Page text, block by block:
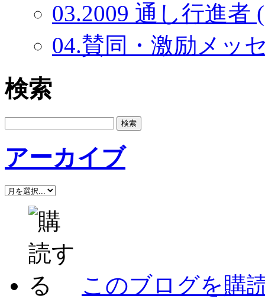
03.2009 通し行進者
04.賛同・激励メッ
検索
アーカイブ
このブログを購